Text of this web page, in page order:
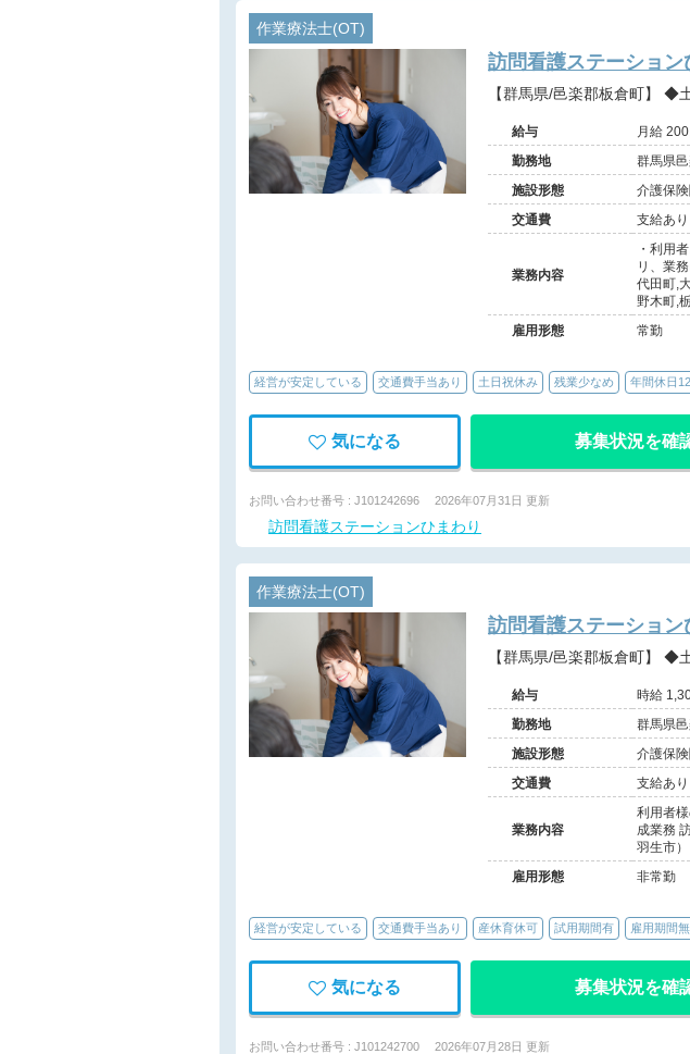
作業療法士(OT)
訪問看護ステーショ
【
給与
勤務地
群馬県
施設形態
介護保
交通費
支給あり
業務内容
・利用
リ、業
代田町,
野木町,
雇用形態
常勤
経営が安定している 交通費手当あり 土日祝休み 残業少なめ 年間休日
気になる 募集状況を確
お問い合わせ番号 : J101242696 2026年07月31日 更新
訪問看護ステーションひまわり
作業療法士(OT)
訪問看護ステーショ
【
給与
勤務地
群馬県
施設形態
介護保
交通費
支給あり
業務内容
利用者
成業務
羽生市
雇用形態
非常勤
経営が安定している 交通費手当あり 産休育休可 試用期間有 雇用期間無
気になる 募集状況を確
お問い合わせ番号 : J101242700 2026年07月28日 更新